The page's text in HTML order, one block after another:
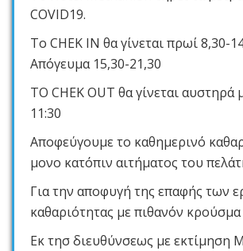
COVID19.
Το CHEK IN θα γίνεται πρωί 8,30-
Απόγευμα 15,30-21,30
ΤΟ CHEK OUT θα γίνεται αυστηρά
11:30
Αποφεύγουμε το καθημερινό
μονο κατόπιν αιτήματος του
Για την αποφυγή της επαφής των
καθαριότητας με πιθανόν κρούσμα
Εκ τησ διευθύνσεως με εκτίμηση